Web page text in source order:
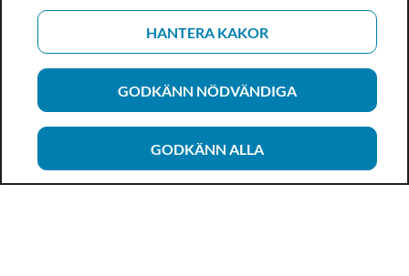
HANTERA KAKOR
GODKÄNN NÖDVÄNDIGA
GODKÄNN ALLA